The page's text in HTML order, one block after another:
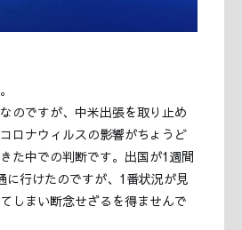
のですが、中米出張を取り止め
ロナウィルスの影響がちょうど
た中での判断です。出国が1週間
に行けたのですが、1番状況が見
しまい断念せざるを得ませんで